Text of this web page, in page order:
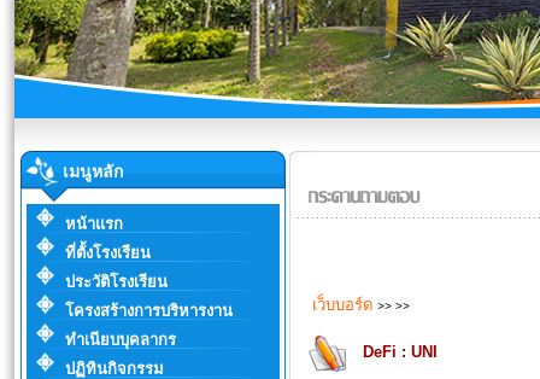
เมนูหลัก
หน้าแรก
ที่ตั้งโรงเรียน
ประวัติโรงเรียน
โครงสร้างการบริหารงาน
ทำเนียบบุคลากร
ปฏิทินกิจกรรม
เว็บบอร์ด >> >>
DeFi : UNI